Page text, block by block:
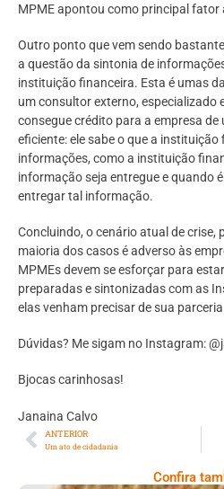
MPME apontou como principal fator
Outro ponto que vem sendo
a questão da sintonia de
instituição financeira. Esta é umas
um consultor externo, especializado
consegue crédito para a empresa
eficiente: ele sabe o que a
informações, como a instituição
informação seja entregue e quando
entregar tal informação.
Concluindo, o cenário atual de crise,
maioria dos casos é adverso às
MPMEs devem se esforçar para
preparadas e sintonizadas com as
elas venham precisar de sua
Dúvidas? Me sigam no Instagram:
Bjocas carinhosas!
Janaina Calvo
ANTERIOR
Um ato de cidadania
Confira